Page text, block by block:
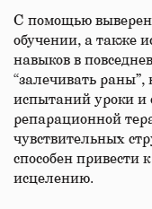
С помощью
обучении, а также
навыков в
“залечивать раны”,
испытаний уроки и
репарационной
чувствительных
способен привести
исцелению.